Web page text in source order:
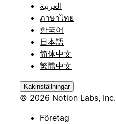
العربية
ภาษาไทย
한국어
日本語
简体中文
繁體中文
Kakinställningar
© 2026 Notion Labs, Inc.
Företag